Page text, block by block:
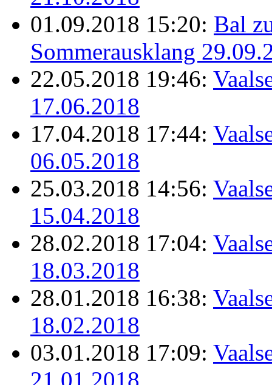
01.09.2018 15:20: Bal
Sommerausklang
22.05.2018 19:46:
17.06.2018
17.04.2018 17:44:
06.05.2018
25.03.2018 14:56:
15.04.2018
28.02.2018 17:04:
18.03.2018
28.01.2018 16:38:
18.02.2018
03.01.2018 17:09:
21.01.2018